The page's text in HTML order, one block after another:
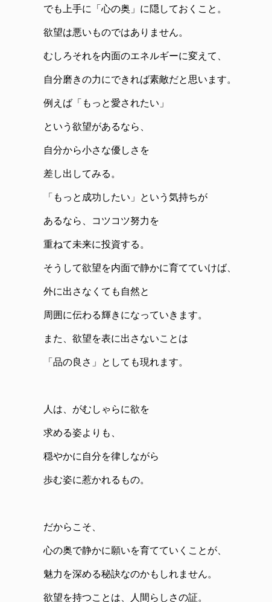
でも上手に「心の奥」に隠しておくこと。
欲望は悪いものではありません。
むしろそれを内面のエネルギーに変えて、
自分磨きの力にできれば素敵だと思います。
例えば「もっと愛されたい」
という欲望があるなら、
自分から小さな優しさを
差し出してみる。
「もっと成功したい」という気持ちが
あるなら、コツコツ努力を
重ねて未来に投資する。
そうして欲望を内面で静かに育てていけば、
外に出さなくても自然と
周囲に伝わる輝きになっていきます。
また、欲望を表に出さないことは
「品の良さ」としても現れます。
人は、がむしゃらに欲を
求める姿よりも、
穏やかに自分を律しながら
歩む姿に惹かれるもの。
だからこそ、
心の奥で静かに願いを育てていくことが、
魅力を深める秘訣なのかもしれません。
欲望を持つことは、人間らしさの証。